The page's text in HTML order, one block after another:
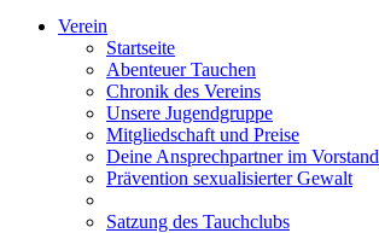
Verein
Startseite
Abenteuer Tauchen
Chronik des Vereins
Unsere Jugendgruppe
Mitgliedschaft und Preise
Deine Ansprechpartner im Vorstand
Prävention sexualisierter Gewalt
Satzung des Tauchclubs